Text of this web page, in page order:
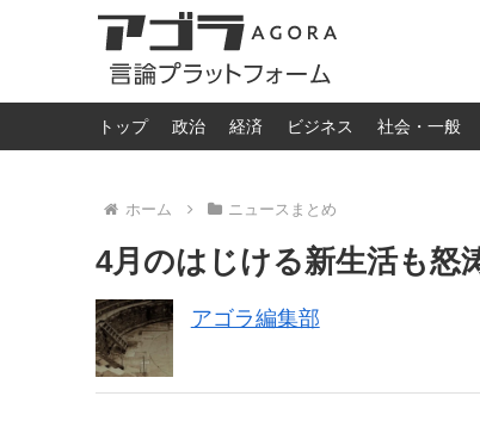
トップ 政治 経済 ビジネス 社会・一般
ホーム ニュースまとめ
4月のはじける新生活も怒
アゴラ編集部